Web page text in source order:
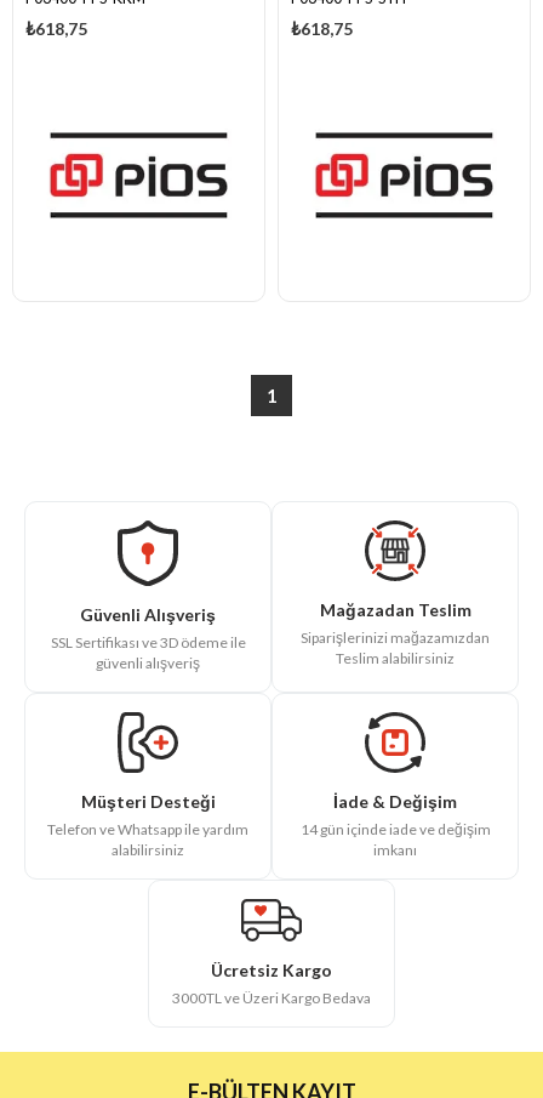
₺618,75 ₺618,75
1
Güvenli Alışveriş
SSL Sertifikası ve 3D ödeme ile
güvenli alışveriş
Mağazadan Teslim
Siparişlerinizi mağazamızdan
Teslim alabilirsiniz
Müşteri Desteği
Telefon ve Whatsapp ile yardım
alabilirsiniz
İade & Değişim
14 gün içinde iade ve değişim
imkanı
Ücretsiz Kargo
3000TL ve Üzeri Kargo Bedava
E-BÜLTEN KAYIT